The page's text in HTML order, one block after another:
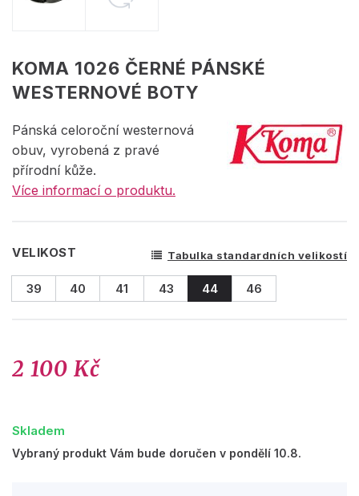
KOMA 1026 ČERNÉ PÁNSKÉ
WESTERNOVÉ BOTY
Pánská celoroční westernová
obuv, vyrobená z pravé
přírodní kůže.
Více informací o produktu.
VELIKOST Tabulka standardních velikostí
39 40 41 43 44 46
2 100 Kč
Skladem
Vybraný produkt Vám bude doručen v pondělí 10.8.